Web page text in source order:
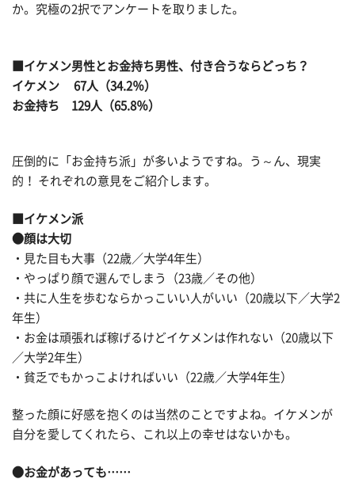
か。究極の2択でアンケートを取りました。
■イケメン男性とお金持ち男性、付き合うならどっち？
イケメン 67人（34.2％）
お金持ち 129人（65.8％）
圧倒的に「お金持ち派」が多いようですね。う～ん、現実
的！ それぞれの意見をご紹介します。
■イケメン派
●顔は大切
・見た目も大事（22歳／大学4年生）
・やっぱり顔で選んでしまう（23歳／その他）
・共に人生を歩むならかっこいい人がいい（20歳以下／大学2
年生）
・お金は頑張れば稼げるけどイケメンは作れない（20歳以下
／大学2年生）
・貧乏でもかっこよければいい（22歳／大学4年生）
整った顔に好感を抱くのは当然のことですよね。イケメンが
自分を愛してくれたら、これ以上の幸せはないかも。
●お金があっても……